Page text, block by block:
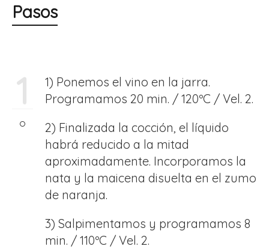
Pasos
1
1) Ponemos el vino en la jarra.
Programamos 20 min. / 120ºC / Vel. 2.
2) Finalizada la cocción, el líquido
habrá reducido a la mitad
aproximadamente. Incorporamos la
nata y la maicena disuelta en el zumo
de naranja.
3) Salpimentamos y programamos 8
min. / 110ºC / Vel. 2.